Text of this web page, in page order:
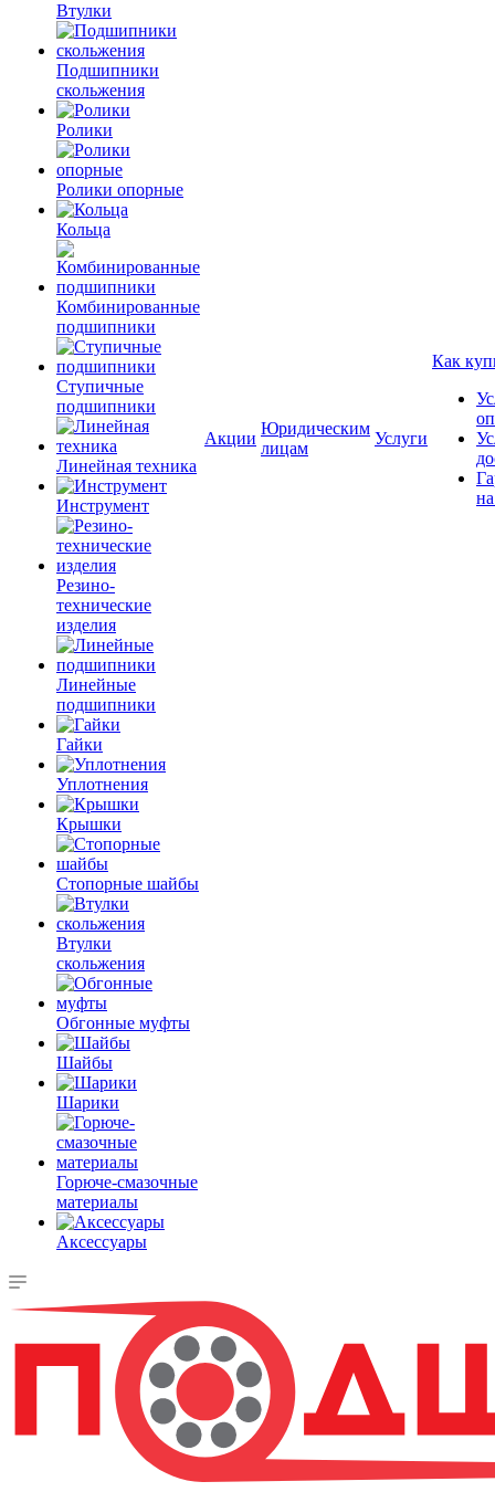
Втулки
Подшипники
скольжения
Ролики
Ролики опорные
Кольца
Комбинированные
подшипники
Ступичные
подшипники
Линейная техника
Инструмент
Резино-
технические
изделия
Линейные
подшипники
Гайки
Уплотнения
Крышки
Стопорные шайбы
Втулки
скольжения
Обгонные муфты
Шайбы
Шарики
Горюче-смазочные
материалы
Аксессуары
Акции
Юридическим
лицам
Услуги
Как